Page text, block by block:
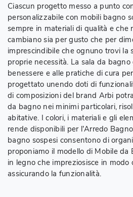
Ciascun progetto messo a punto
personalizzabile con mobili bagno
sempre in materiali di qualità e che
cambiano sia per gusto che per
imprescindibile che ognuno trovi la
proprie necessità. La sala da
benessere e alle pratiche di cura
progettato unendo doti di
di composizioni del brand Arbi
da bagno nei minimi particolari,
abitative. I colori, i materiali e gli
rende disponibili per l’Arredo
bagno sospesi consentono di
proponiamo il modello di Mobile da
in legno che impreziosisce in modo
assicurando la funzionalità.